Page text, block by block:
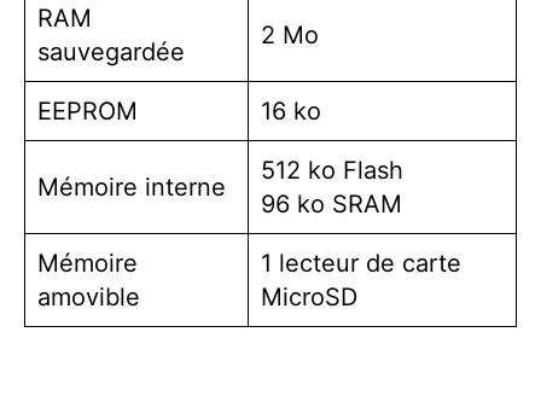
RAM
sauvegardée
2 Mo
EEPROM 16 ko
Mémoire interne
512 ko Flash
96 ko SRAM
Mémoire
amovible
1 lecteur de carte
MicroSD